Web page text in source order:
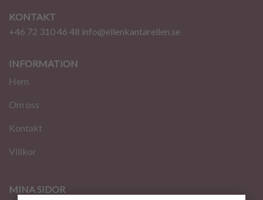
KONTAKT
+46 72 310 46 48 info@ellenkantarellen.se
INFORMATION
Hem
Om oss
Kontakt
Villkor
MINA SIDOR